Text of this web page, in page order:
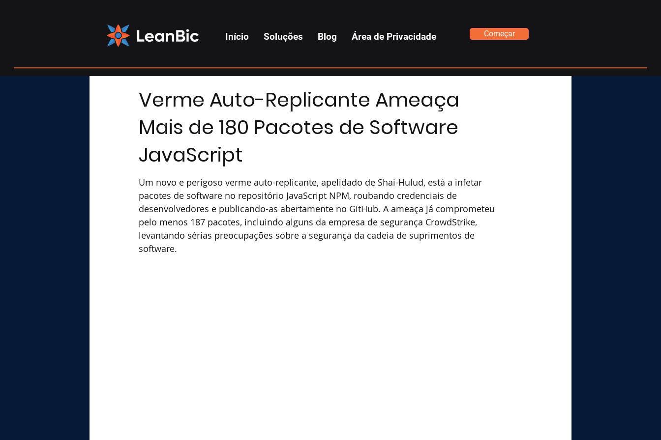
Início Soluções Blog Área de Privacidade Começar
Verme Auto-Replicante Ameaça
Mais de 180 Pacotes de Software
JavaScript
Um novo e perigoso verme auto-replicante, apelidado de Shai-Hulud, está a infetar
pacotes de software no repositório JavaScript NPM, roubando credenciais de
desenvolvedores e publicando-as abertamente no GitHub. A ameaça já comprometeu
pelo menos 187 pacotes, incluindo alguns da empresa de segurança CrowdStrike,
levantando sérias preocupações sobre a segurança da cadeia de suprimentos de
software.